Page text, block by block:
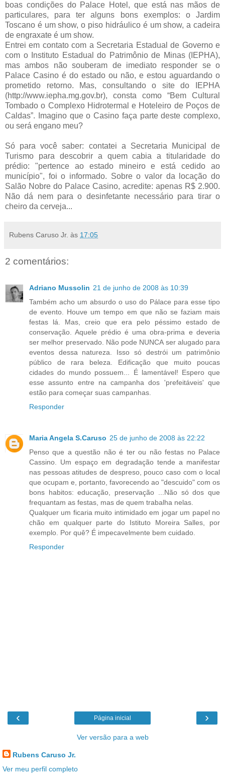
boas condições do Palace Hotel, que está nas mãos de
particulares, para ter alguns bons exemplos: o Jardim
Toscano é um show, o piso hidráulico é um show, a cadeira
de engraxate é um show.
Entrei em contato com a Secretaria Estadual de Governo e
com o Instituto Estadual do Patrimônio de Minas (IEPHA),
mas ambos não souberam de imediato responder se o
Palace Casino é do estado ou não, e estou aguardando o
prometido retorno. Mas, consultando o site do IEPHA
(http://www.iepha.mg.gov.br), consta como “Bem Cultural
Tombado o Complexo Hidrotermal e Hoteleiro de Poços de
Caldas”. Imagino que o Casino faça parte deste complexo,
ou será engano meu?
Só para você saber: contatei a Secretaria Municipal de
Turismo para descobrir a quem cabia a titularidade do
prédio: "pertence ao estado mineiro e está cedido ao
município", foi o informado. Sobre o valor da locação do
Salão Nobre do Palace Casino, acredite: apenas R$ 2.900.
Não dá nem para o desinfetante necessário para tirar o
cheiro da cerveja...
Rubens Caruso Jr. às 17:05
2 comentários:
Adriano Mussolin 21 de junho de 2008 às 10:39
Também acho um absurdo o uso do Pálace para esse tipo
de evento. Houve um tempo em que não se faziam mais
festas lá. Mas, creio que era pelo péssimo estado de
conservação. Aquele prédio é uma obra-prima e deveria
ser melhor preservado. Não pode NUNCA ser alugado para
eventos dessa natureza. Isso só destrói um patrimônio
público de rara beleza. Edificação que muito poucas
cidades do mundo possuem... É lamentável! Espero que
esse assunto entre na campanha dos 'prefeitáveis' que
estão para começar suas campanhas.
Responder
Maria Angela S.Caruso 25 de junho de 2008 às 22:22
Penso que a questão não é ter ou não festas no Palace
Cassino. Um espaço em degradação tende a manifestar
nas pessoas atitudes de despreso, pouco caso com o local
que ocupam e, portanto, favorecendo ao "descuido" com os
bons habitos: educação, preservação ...Não só dos que
frequantam as festas, mas de quem trabalha nelas.
Qualquer um ficaria muito intimidado em jogar um papel no
chão em qualquer parte do Istituto Moreira Salles, por
exemplo. Por quê? É impecavelmente bem cuidado.
Responder
‹ ›
Página inicial
Ver versão para a web
Rubens Caruso Jr.
Ver meu perfil completo